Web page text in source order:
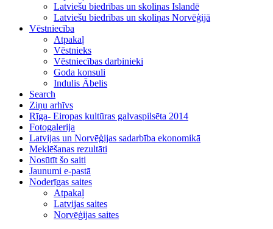
Latviešu biedrības un skoliņas Islandē
Latviešu biedrības un skoliņas Norvēģijā
Vēstniecība
Atpakaļ
Vēstnieks
Vēstniecības darbinieki
Goda konsuli
Indulis Ābelis
Search
Ziņu arhīvs
Rīga- Eiropas kultūras galvaspilsēta 2014
Fotogalerija
Latvijas un Norvēģijas sadarbība ekonomikā
Meklēšanas rezultāti
Nosūtīt šo saiti
Jaunumi e-pastā
Noderīgas saites
Atpakaļ
Latvijas saites
Norvēģijas saites